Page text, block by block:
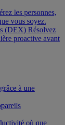
les personnes,
vous soyez.
(DEX) Résolvez
proactive avant
à une
où que